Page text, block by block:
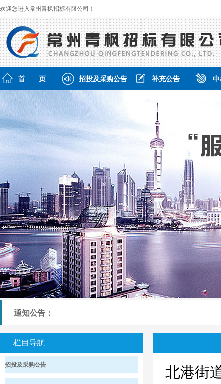
欢迎您进入常州青枫招标有限公司！
首 页 招投及采购公告 补充公告
通知公告：
栏目导航
招投及采购公告 北港街